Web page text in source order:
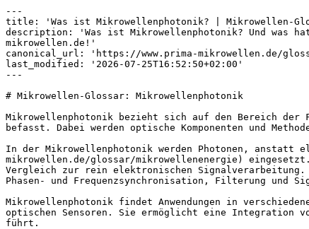
---
title: 'Was ist Mikrowellenphotonik? | Mikrowellen-
description: 'Was ist Mikrowellenphotonik? Und was
mikrowellen.de!'
canonical_url: 'https://www.prima-mikrowellen.de/
last_modified: '2026-07-25T16:52:50+02:00'
---
# Mikrowellen-Glossar: Mikrowellenphotonik
Mikrowellenphotonik bezieht sich auf den Bereich der
befasst. Dabei werden optische Komponenten und
In der Mikrowellenphotonik werden Photonen, anstatt
mikrowellen.de/glossar/mikrowellenenergie)
Vergleich zur rein elektronischen Signalverarbeitung.
Phasen- und Frequenzsynchronisation, Filterung
Mikrowellenphotonik findet Anwendungen in
optischen Sensoren. Sie ermöglicht eine Integration
führt.